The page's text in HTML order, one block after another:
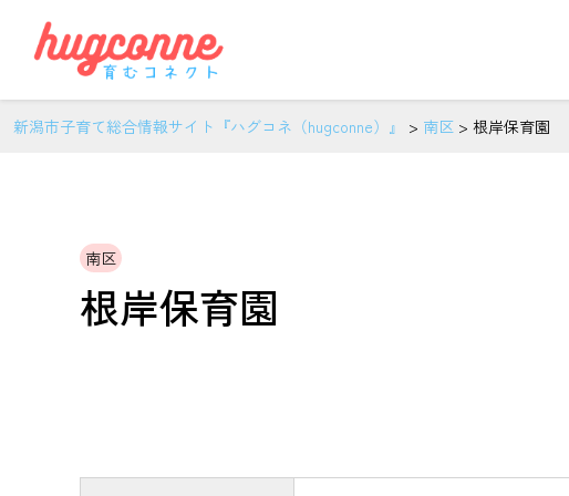
新潟市子育て総合情報サイト『ハグコネ（hugconne）』 > 南区 > 根岸保育園
南区
根岸保育園